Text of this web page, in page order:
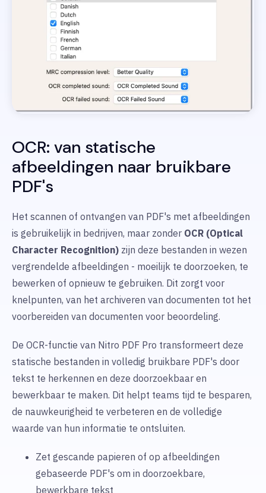
OCR: van statische
afbeeldingen naar bruikbare
PDF's
Het scannen of ontvangen van PDF's met afbeeldingen
is gebruikelijk in bedrijven, maar zonder OCR (Optical
Character Recognition) zijn deze bestanden in wezen
vergrendelde afbeeldingen - moeilijk te doorzoeken, te
bewerken of opnieuw te gebruiken. Dit zorgt voor
knelpunten, van het archiveren van documenten tot het
voorbereiden van documenten voor beoordeling.
De OCR-functie van Nitro PDF Pro transformeert deze
statische bestanden in volledig bruikbare PDF's door
tekst te herkennen en deze doorzoekbaar en
bewerkbaar te maken. Dit helpt teams tijd te besparen,
de nauwkeurigheid te verbeteren en de volledige
waarde van hun informatie te ontsluiten.
Zet gescande papieren of op afbeeldingen
gebaseerde PDF's om in doorzoekbare,
bewerkbare tekst